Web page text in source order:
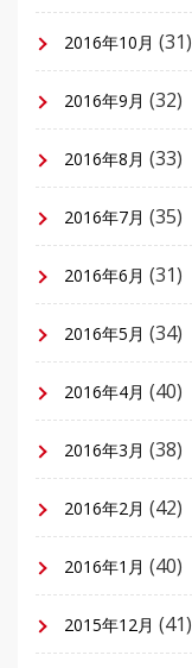
2016年10月 (31)
2016年9月 (32)
2016年8月 (33)
2016年7月 (35)
2016年6月 (31)
2016年5月 (34)
2016年4月 (40)
2016年3月 (38)
2016年2月 (42)
2016年1月 (40)
2015年12月 (41)